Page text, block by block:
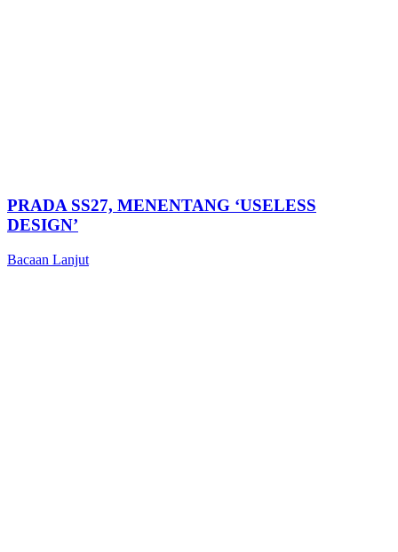
PRADA SS27, MENENTANG ‘USELESS
DESIGN’
Bacaan Lanjut